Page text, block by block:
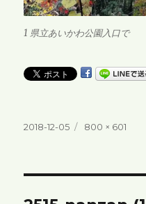
1 県立あいかわ公園入口で
投
2018-12-05
フ
800 × 601